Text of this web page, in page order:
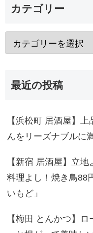
カテゴリー
最近の投稿
【浜松町 居酒屋】
んをリーズナブルに
【新宿 居酒屋】立地
料理よし！焼き鳥88
いもど」
【梅田 とんかつ】